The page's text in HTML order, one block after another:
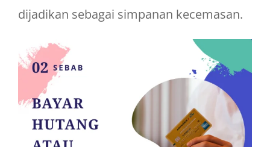
dijadikan sebagai simpanan kecemasan.